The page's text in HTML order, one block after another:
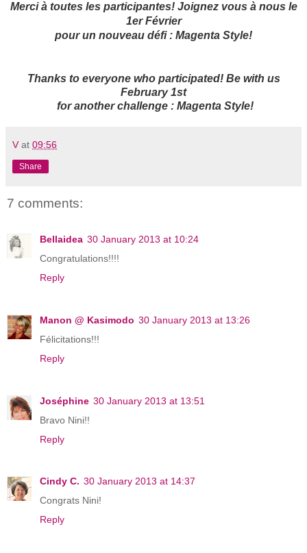
Merci à toutes les participantes! Joignez vous à nous le
1er Février
pour un nouveau défi : Magenta Style!
Thanks to everyone who participated! Be with us
February 1st
for another challenge : Magenta Style!
V at 09:56
Share
7 comments:
Bellaidea 30 January 2013 at 10:24
Congratulations!!!!
Reply
Manon @ Kasimodo 30 January 2013 at 13:26
Félicitations!!!
Reply
Joséphine 30 January 2013 at 13:51
Bravo Nini!!
Reply
Cindy C. 30 January 2013 at 14:37
Congrats Nini!
Reply